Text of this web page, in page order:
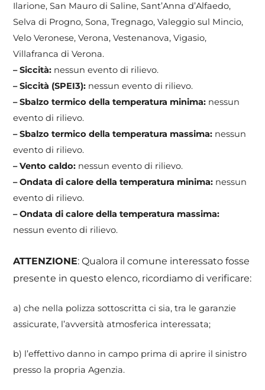
Ilarione, San Mauro di Saline, Sant’Anna d’Alfaedo,
Selva di Progno, Sona, Tregnago, Valeggio sul Mincio,
Velo Veronese, Verona, Vestenanova, Vigasio,
Villafranca di Verona.
– Siccità: nessun evento di rilievo.
– Siccità (SPEI3): nessun evento di rilievo.
– Sbalzo termico della temperatura minima: nessun
evento di rilievo.
– Sbalzo termico della temperatura massima: nessun
evento di rilievo.
– Vento caldo: nessun evento di rilievo.
– Ondata di calore della temperatura minima: nessun
evento di rilievo.
– Ondata di calore della temperatura massima:
nessun evento di rilievo.
ATTENZIONE: Qualora il comune interessato fosse
presente in questo elenco, ricordiamo di verificare:
a) che nella polizza sottoscritta ci sia, tra le garanzie
assicurate, l’avversità atmosferica interessata;
b) l’effettivo danno in campo prima di aprire il sinistro
presso la propria Agenzia.